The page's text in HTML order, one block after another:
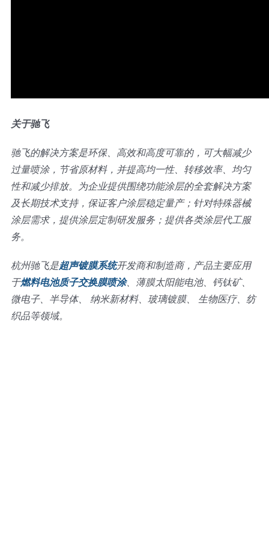
关于驰飞
驰飞的解决方案是环保、高效和高度可靠的，可大幅减少
过量喷涂，节省原材料，并提高均一性、转移效率、均匀
性和减少排放。为企业提供围绕功能涂层的全套解决方案
及长期技术支持，保证客户涂层稳定量产；针对特殊器械
涂层需求，提供涂层定制研发服务；提供各类涂层代工服
务。
杭州驰飞是超声镀膜系统开发商和制造商，产品主要应用
于燃料电池质子交换膜喷涂、薄膜太阳能电池、钙钛矿、
微电子、半导体、 纳米新材料、玻璃镀膜、 生物医疗、纺
织品等领域。